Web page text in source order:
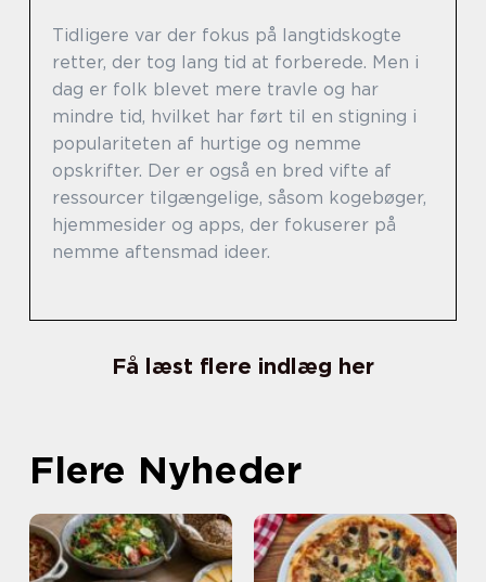
Tidligere var der fokus på langtidskogte
retter, der tog lang tid at forberede. Men i
dag er folk blevet mere travle og har
mindre tid, hvilket har ført til en stigning i
populariteten af hurtige og nemme
opskrifter. Der er også en bred vifte af
ressourcer tilgængelige, såsom kogebøger,
hjemmesider og apps, der fokuserer på
nemme aftensmad ideer.
Få læst flere indlæg her
Flere Nyheder